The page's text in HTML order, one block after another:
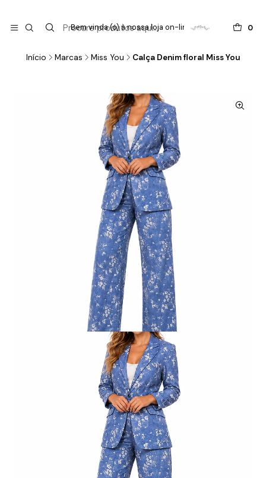
0
Bem vinda (o) à nossa loja on-line !
Início Marcas Miss You Calça Denim floral Miss You